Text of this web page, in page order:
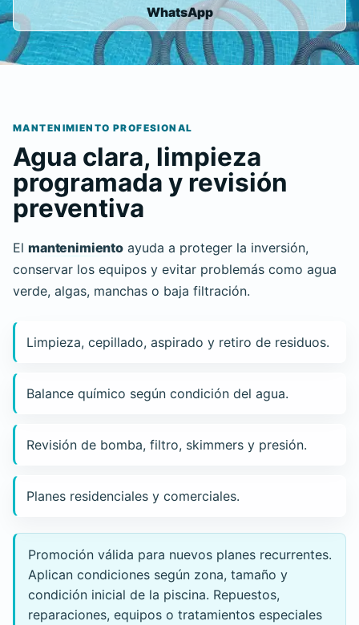
WhatsApp
MANTENIMIENTO PROFESIONAL
Agua clara, limpieza
programada y revisión
preventiva
El mantenimientoayuda a proteger la inversión,
conservar los equipos y evitar problemás como agua
verde, algas, manchas o baja filtración.
Limpieza, cepillado, aspirado y retiro de residuos.
Balance químico según condición del agua.
Revisión de bomba, filtro, skimmers y presión.
Planes residenciales y comerciales.
Promoción válida para nuevos planes recurrentes.
Aplican condiciones según zona, tamaño y
condición inicial de la piscina. Repuestos,
reparaciones, equipos o tratamientos especiales